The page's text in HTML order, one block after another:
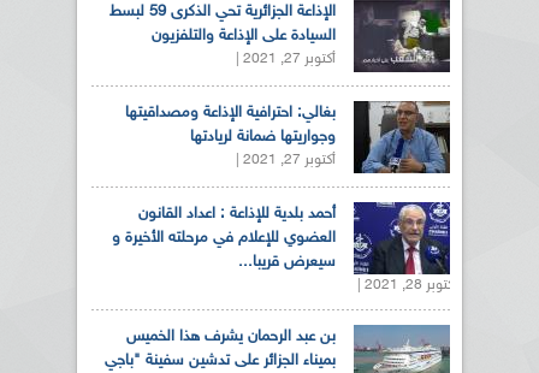
الإذاعة الجزائرية تحي الذكرى 59 لبسط
السيادة على الإذاعة والتلفزيون
أكتوبر 27, 2021 |
بغالي: احترافية الإذاعة ومصداقيتها
وجواريتها ضمانة لريادتها
أكتوبر 27, 2021 |
أحمد بلدية للإذاعة : اعداد القانون
العضوي للإعلام في مرحلته الأخيرة و
سيعرض قريبا...
أكتوبر 28, 2021 |
بن عبد الرحمان يشرف هذا الخميس
بميناء الجزائر على تدشين سفينة "باجي